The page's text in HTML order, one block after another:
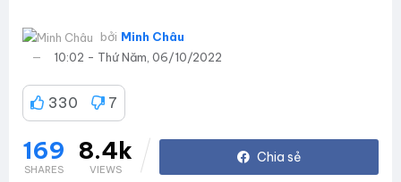
bởi Minh Châu
10:02 - Thứ Năm, 06/10/2022
330 7
169
SHARES
8.4k
VIEWS